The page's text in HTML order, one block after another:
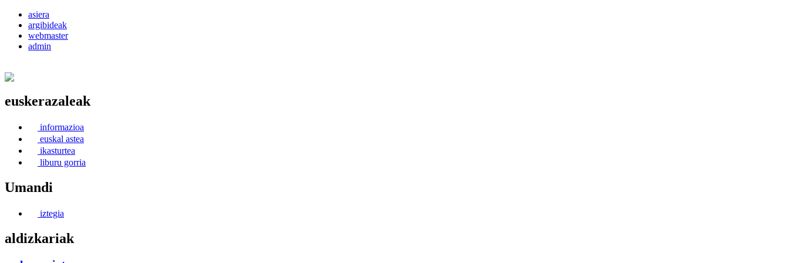
asiera
argibideak
webmaster
admin
euskerazaleak
informazioa
euskal astea
ikasturtea
liburu gorria
Umandi
iztegia
aldizkariak